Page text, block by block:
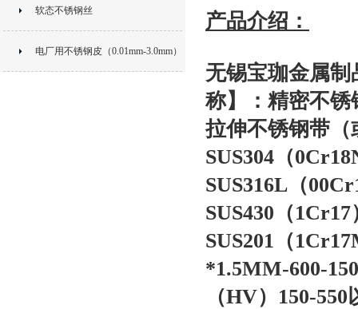
软态不锈钢丝
电厂用不锈钢皮（0.01mm-3.0mm）
产品介绍：
无锡宝珈金属
称】：精密不
拉伸不锈钢带（
SUS304（
SUS316L（
SUS430（
SUS201（
*1.5MM-600-
（HV）150-